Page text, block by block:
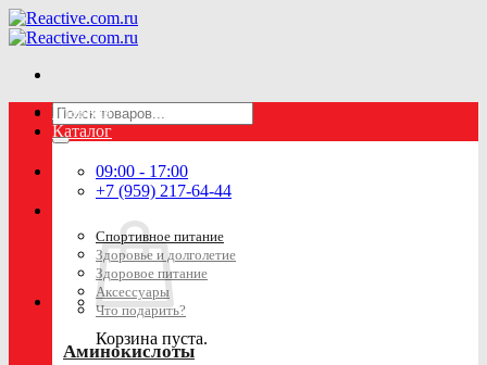
Skip
to
Искать:
09:00 - 17:00
+7 (959) 217-64-44
Корзина пуста.
Главная
Каталог
Спортивное питание
Здоровье и долголетие
Здоровое питание
Аксессуары
Что подарить?
Аминокислоты